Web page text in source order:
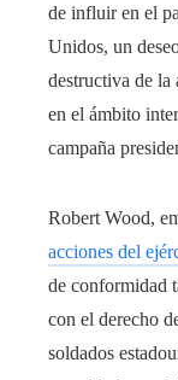
de influir en el
Unidos, un
destructiva de la
en el ámbito
campaña
Robert Wood,
acciones del
de conformidad
con el derecho
soldados